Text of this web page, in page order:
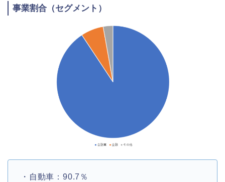
事業割合（セグメント）
・自動車：90.7％